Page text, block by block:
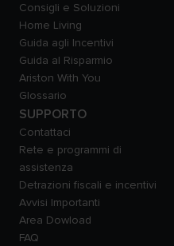
Consigli e Soluzioni
Home Living
Guida agli Incentivi
Guida al Risparmio
Ariston With You
Glossario
SUPPORTO
Contattaci
Rete e programmi di
assistenza
Detrazioni fiscali e incentivi
Avvisi Importanti
Area Dowload
FAQ